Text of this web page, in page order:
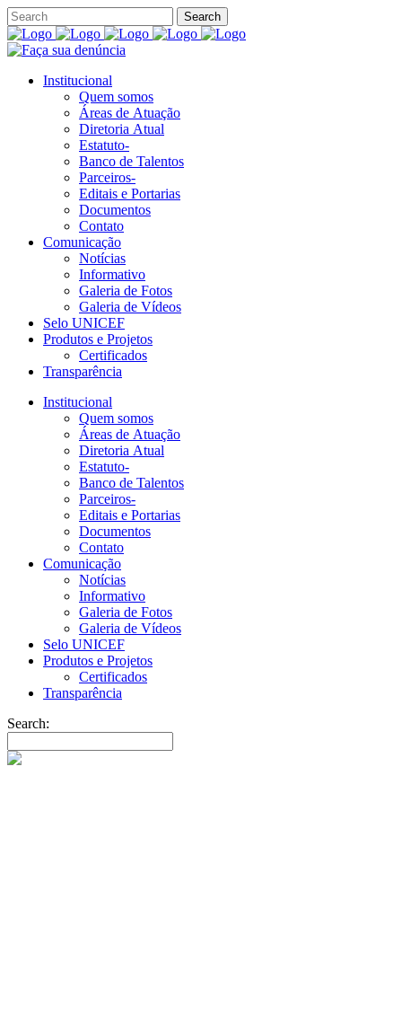
Institucional
Quem somos
Áreas de Atuação
Diretoria Atual
Estatuto-
Banco de Talentos
Parceiros-
Editais e Portarias
Documentos
Contato
Comunicação
Notícias
Informativo
Galeria de Fotos
Galeria de Vídeos
Selo UNICEF
Produtos e Projetos
Certificados
Transparência
Institucional
Quem somos
Áreas de Atuação
Diretoria Atual
Estatuto-
Banco de Talentos
Parceiros-
Editais e Portarias
Documentos
Contato
Comunicação
Notícias
Informativo
Galeria de Fotos
Galeria de Vídeos
Selo UNICEF
Produtos e Projetos
Certificados
Transparência
Search: